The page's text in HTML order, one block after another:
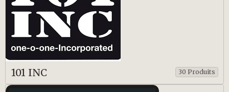
101 INC 30 Produits